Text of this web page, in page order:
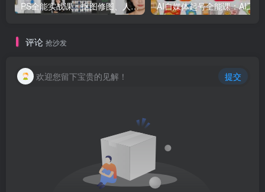
PS全能实战课：抠图修图、人像精修、电商美工，0基础变身设计达人
评论 抢沙发
欢迎您留下宝贵的见解！ 提交